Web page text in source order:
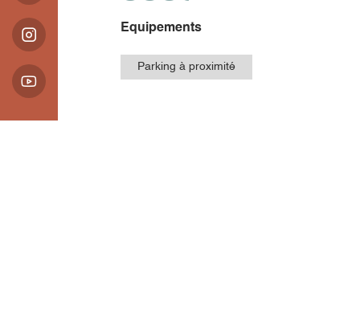
Equipements
Parking à proximité